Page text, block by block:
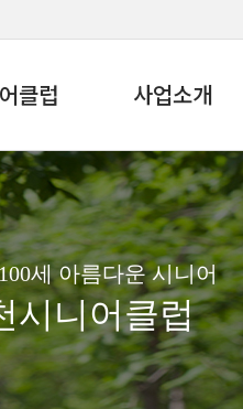
클럽 사업소개
세 아름다운 시니어
시니어클럽